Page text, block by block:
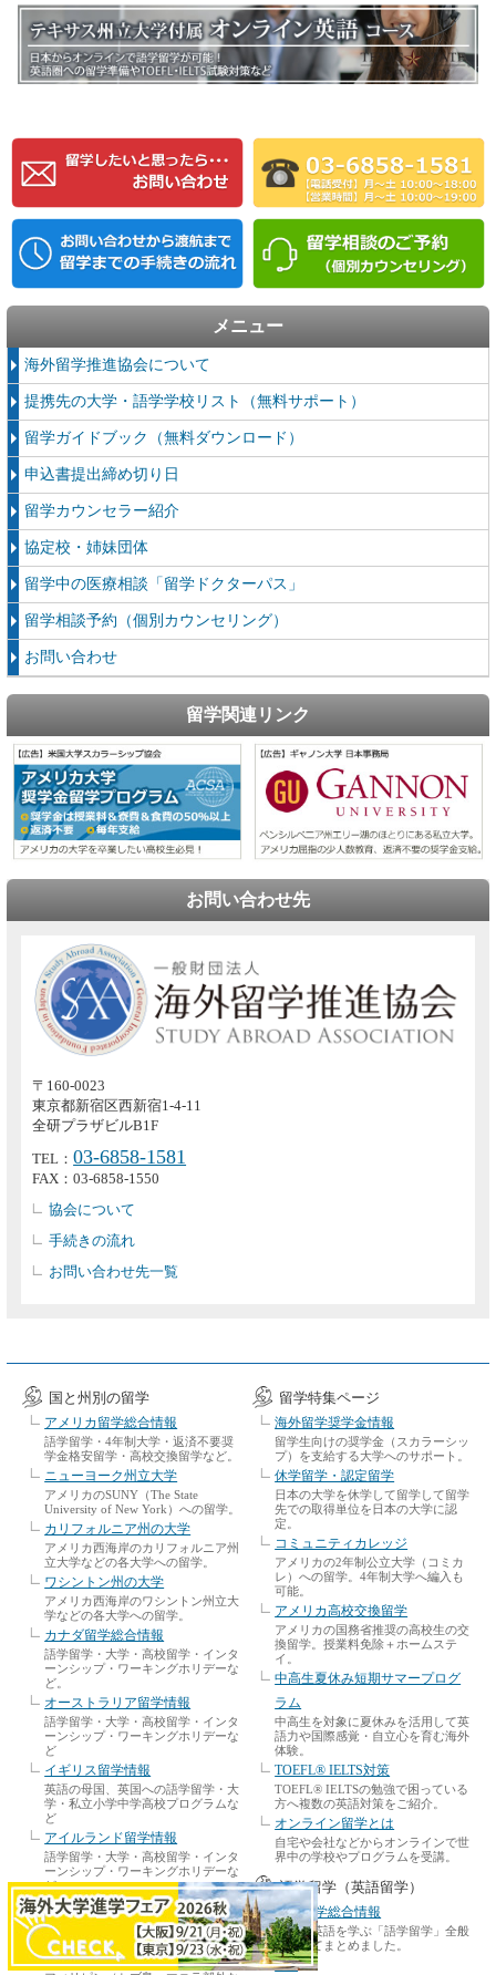
メニュー
海外留学推進協会について
提携先の大学・語学学校リスト（無料サポート）
留学ガイドブック（無料ダウンロード）
申込書提出締め切り日
留学カウンセラー紹介
協定校・姉妹団体
留学中の医療相談「留学ドクターパス」
留学相談予約（個別カウンセリング）
お問い合わせ
留学関連リンク
お問い合わせ先
〒160-0023
東京都新宿区西新宿1-4-11
全研プラザビルB1F
TEL：03-6858-1581
FAX：03-6858-1550
協会について
手続きの流れ
お問い合わせ先一覧
国と州別の留学
アメリカ留学総合情報
語学留学・4年制大学・返済不要奨
学金格安留学・高校交換留学など。
ニューヨーク州立大学
アメリカのSUNY（The State
University of New York）への留学。
カリフォルニア州の大学
アメリカ西海岸のカリフォルニア州
立大学などの各大学への留学。
ワシントン州の大学
アメリカ西海岸のワシントン州立大
学などの各大学への留学。
カナダ留学総合情報
語学留学・大学・高校留学・インタ
ーンシップ・ワーキングホリデーな
ど。
オーストラリア留学情報
語学留学・大学・高校留学・インタ
ーンシップ・ワーキングホリデーな
ど
イギリス留学情報
英語の母国、英国への語学留学・大
学・私立小学中学高校プログラムな
ど
アイルランド留学情報
語学留学・大学・高校留学・インタ
ーンシップ・ワーキングホリデーな
ど
マレーシア留学
マレーシア（クアラルンプールな
ど）への語学学校や大学への留学。
フィリピン語学留学
留学特集ページ
海外留学奨学金情報
留学生向けの奨学金（スカラーシッ
プ）を支給する大学へのサポート。
休学留学・認定留学
日本の大学を休学して留学して留学
先での取得単位を日本の大学に認
定。
コミュニティカレッジ
アメリカの2年制公立大学（コミカ
レ）への留学。4年制大学へ編入も
可能。
アメリカ高校交換留学
アメリカの国務省推奨の高校生の交
換留学。授業料免除＋ホームステ
イ。
中高生夏休み短期サマープログ
ラム
中高生を対象に夏休みを活用して英
語力や国際感覚・自立心を育む海外
体験。
TOEFL® IELTS対策
TOEFL® IELTSの勉強で困っている
方へ複数の英語対策をご紹介。
オンライン留学とは
自宅や会社などからオンラインで世
界中の学校やプログラムを受講。
語学留学（英語留学）
語学留学総合情報
海外で英語を学ぶ「語学留学」全般
についてまとめました。
ELS